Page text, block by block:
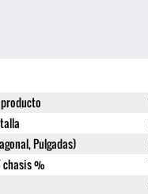
Pulgadas)
%